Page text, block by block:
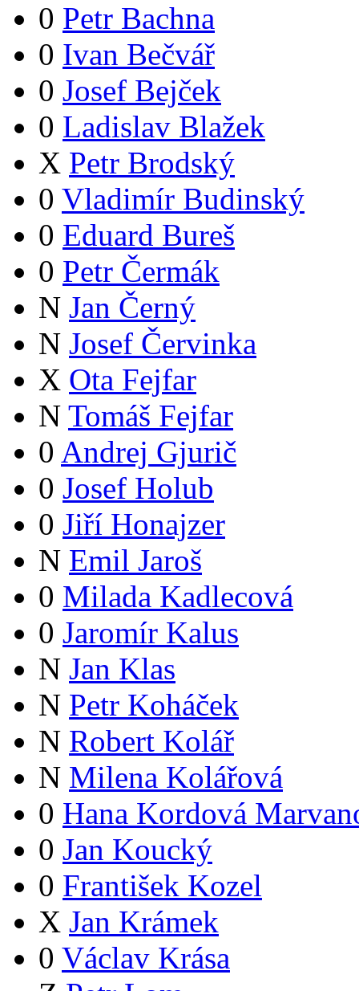
0 Petr Bachna
0 Ivan Bečvář
0 Josef Bejček
0 Ladislav Blažek
X Petr Brodský
0 Vladimír Budinský
0 Eduard Bureš
0 Petr Čermák
N Jan Černý
N Josef Červinka
X Ota Fejfar
N Tomáš Fejfar
0 Andrej Gjurič
0 Josef Holub
0 Jiří Honajzer
N Emil Jaroš
0 Milada Kadlecová
0 Jaromír Kalus
N Jan Klas
N Petr Koháček
N Robert Kolář
N Milena Kolářová
0 Hana Kordová
0 Jan Koucký
0 František Kozel
X Jan Krámek
0 Václav Krása